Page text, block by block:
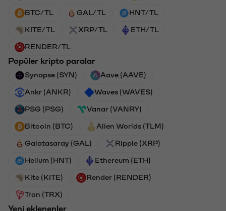
BTC/TL GAL/TL HNT/TL
KITE/TL XRP/TL ETH/TL
RENDER/TL
Popüler kripto paralar
Synapse (SYN) Aave (AAVE)
Ankr (ANKR) Waves (WAVES)
PSG (PSG) Vanar (VANRY)
Bitcoin (BTC) Alien Worlds (TLM)
Galatasaray (GAL) Ripple (XRP)
Helium (HNT) Ethereum (ETH)
Kite (KITE) Render (RENDER)
Tron (TRX)
Yeni eklenenler